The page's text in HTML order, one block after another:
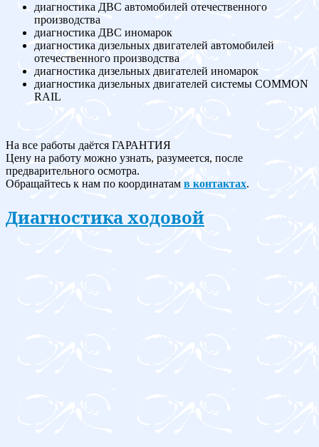
диагностика ДВС автомобилей отечественного
производства
диагностика ДВС иномарок
диагностика дизельных двигателей автомобилей
отечественного производства
диагностика дизельных двигателей иномарок
диагностика дизельных двигателей системы COMMON
RAIL
На все работы даётся ГАРАНТИЯ
Цену на работу можно узнать, разумеется, после
предварительного осмотра.
Обращайтесь к нам по координатам в контактах.
Диагностика ходовой